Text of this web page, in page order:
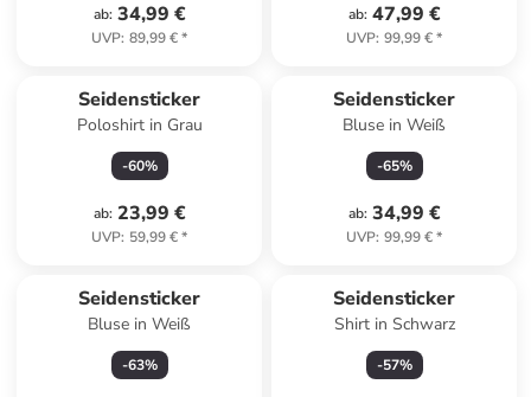
ab: 34,99 €
UVP: 89,99 €*
ab: 47,99 €
UVP: 99,99 €*
Seidensticker
Poloshirt in Grau
-60%
ab: 23,99 €
UVP: 59,99 €*
Seidensticker
Bluse in Weiß
-65%
ab: 34,99 €
UVP: 99,99 €*
Seidensticker
Bluse in Weiß
-63%
Seidensticker
Shirt in Schwarz
-57%